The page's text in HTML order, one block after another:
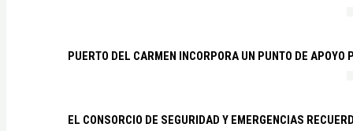
PUERTO DEL CARMEN INCORPORA UN PUNTO DE
EL CONSORCIO DE SEGURIDAD Y EMERGENCIAS